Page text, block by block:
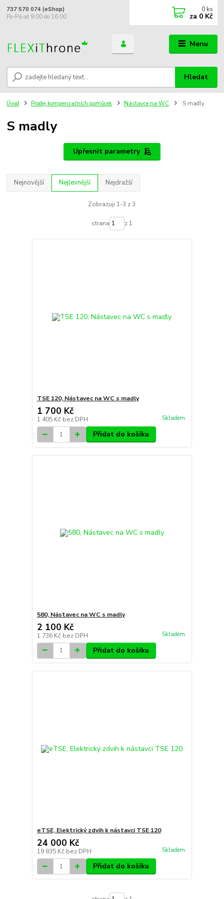
Menu
Hledat
737 570 074 (eShop)
Po-Pá od 9:00 do 16:00
0 ks
za 0 Kč
Úvod Prodej kompenzačních pomůcek Nástavce na WC S madly
S madly
Upřesnit parametry
Nejnovější Nejlevnější Nejdražší
Zobrazuji 1-3 z 3
strana z 1
TSE 120, Nástavec na WC s madly
1 700 Kč
1 405 Kč bez DPH Skladem
Přidat do košíku
580, Nástavec na WC s madly
2 100 Kč
1 736 Kč bez DPH Skladem
Přidat do košíku
eTSE, Elektrický zdvih k nástavci TSE 120
24 000 Kč
19 835 Kč bez DPH Skladem
Přidat do košíku